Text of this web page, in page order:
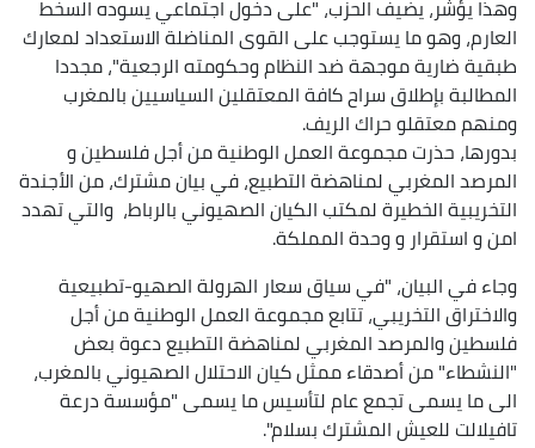
وهذا يؤشر، يضيف الحزب، "على دخول اجتماعي يسوده السخط
العارم، وهو ما يستوجب على القوى المناضلة الاستعداد لمعارك
طبقية ضارية موجهة ضد النظام وحكومته الرجعية"، مجددا
المطالبة بإطلاق سراح كافة المعتقلين السياسيين بالمغرب
ومنهم معتقلو حراك الريف.
بدورها، حذرت مجموعة العمل الوطنية من أجل فلسطين و
المرصد المغربي لمناهضة التطبيع، في بيان مشترك، من الأجندة
التخريبية الخطيرة لمكتب الكيان الصهيوني بالرباط، والتي تهدد
امن و استقرار و وحدة المملكة.
وجاء في البيان، "في سياق سعار الهرولة الصهيو-تطبيعية
والاختراق التخريبي، تتابع مجموعة العمل الوطنية من أجل
فلسطين والمرصد المغربي لمناهضة التطبيع دعوة بعض
"النشطاء" من أصدقاء ممثل كيان الاحتلال الصهيوني بالمغرب،
الى ما يسمى تجمع عام لتأسيس ما يسمى "مؤسسة درعة
تافيلالت للعيش المشترك بسلام".